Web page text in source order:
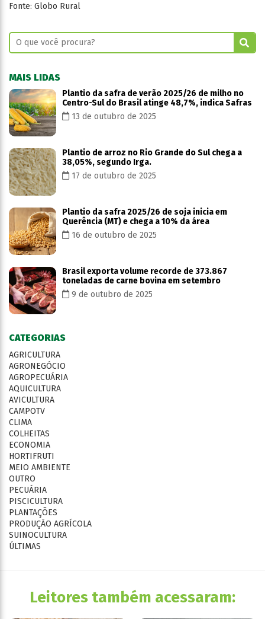
Fonte: Globo Rural
MAIS LIDAS
Plantio da safra de verão 2025/26 de milho no
Centro-Sul do Brasil atinge 48,7%, indica Safras
13 de outubro de 2025
Plantio de arroz no Rio Grande do Sul chega a
38,05%, segundo Irga.
17 de outubro de 2025
Plantio da safra 2025/26 de soja inicia em
Querência (MT) e chega a 10% da área
16 de outubro de 2025
Brasil exporta volume recorde de 373.867
toneladas de carne bovina em setembro
9 de outubro de 2025
CATEGORIAS
AGRICULTURA
AGRONEGÓCIO
AGROPECUÁRIA
AQUICULTURA
AVICULTURA
CAMPOTV
CLIMA
COLHEITAS
ECONOMIA
HORTIFRUTI
MEIO AMBIENTE
OUTRO
PECUÁRIA
PISCICULTURA
PLANTAÇÕES
PRODUÇÃO AGRÍCOLA
SUINOCULTURA
ÚLTIMAS
Leitores também acessaram: